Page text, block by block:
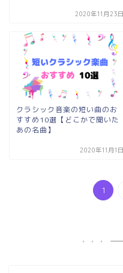
2020年11月23日
クラシック音楽の短い曲のお
すすめ10選【どこかで聞いた
あの名曲】
2020年11月1日
1